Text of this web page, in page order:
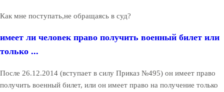
Как мне поступать,не обращаясь в суд?
имеет ли человек право получить военный билет или
только ...
После 26.12.2014 (вступает в силу Приказ №495) он имеет право
получить военный билет, или он имеет право на получение только